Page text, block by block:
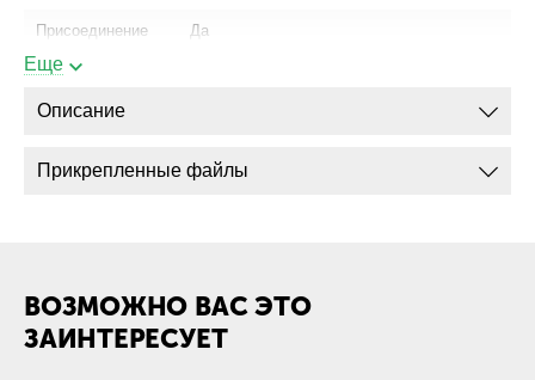
Присоединение
кабельным
Да
кабельного
наконечника:
мм:
Вес, кг: 1.37
Еще
Описание
Прикрепленные файлы
ВОЗМОЖНО ВАС ЭТО
ЗАИНТЕРЕСУЕТ